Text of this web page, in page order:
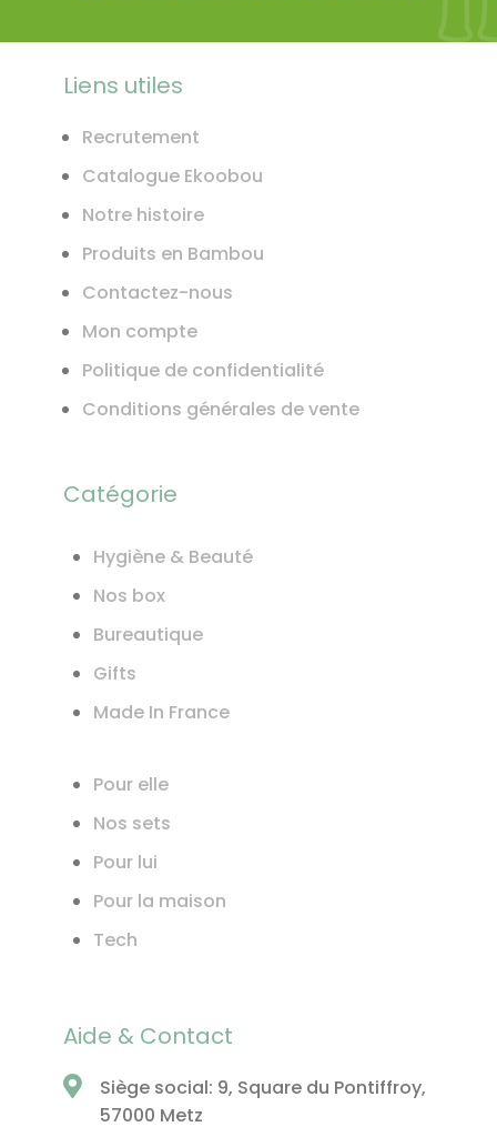
Liens utiles
Recrutement
Catalogue Ekoobou
Notre histoire
Produits en Bambou
Contactez-nous
Mon compte
Politique de confidentialité
Conditions générales de vente
Catégorie
Hygiène & Beauté
Nos box
Bureautique
Gifts
Made In France
Pour elle
Nos sets
Pour lui
Pour la maison
Tech
Aide & Contact
Siège social: 9, Square du Pontiffroy,
57000 Metz